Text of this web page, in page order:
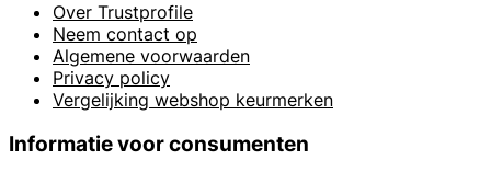
Over Trustprofile
Neem contact op
Algemene voorwaarden
Privacy policy
Vergelijking webshop keurmerken
Informatie voor consumenten